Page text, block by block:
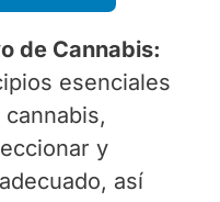
de Cannabis:
esenciales
y
así